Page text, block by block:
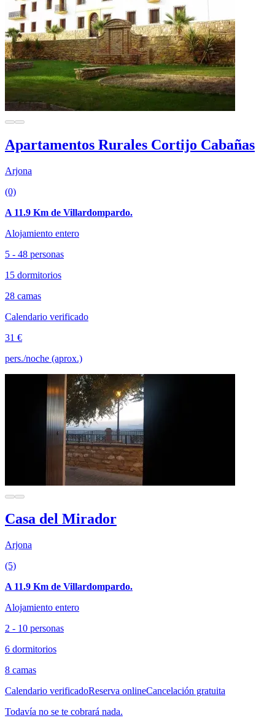
Apartamentos Rurales Cortijo Cabañas
Arjona
(0)
A 11.9 Km de Villardompardo.
Alojamiento entero
5 - 48 personas
15 dormitorios
28 camas
Calendario verificado
31 €
pers./noche (aprox.)
Casa del Mirador
Arjona
(5)
A 11.9 Km de Villardompardo.
Alojamiento entero
2 - 10 personas
6 dormitorios
8 camas
Calendario verificadoReserva onlineCancelación gratuita
Todavía no se te cobrará nada.